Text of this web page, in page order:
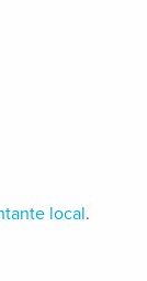
local.